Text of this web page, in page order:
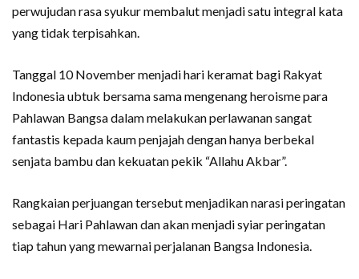
perwujudan rasa syukur membalut menjadi satu integral kata
yang tidak terpisahkan.
Tanggal 10 November menjadi hari keramat bagi Rakyat
Indonesia ubtuk bersama sama mengenang heroisme para
Pahlawan Bangsa dalam melakukan perlawanan sangat
fantastis kepada kaum penjajah dengan hanya berbekal
senjata bambu dan kekuatan pekik “Allahu Akbar”.
Rangkaian perjuangan tersebut menjadikan narasi peringatan
sebagai Hari Pahlawan dan akan menjadi syiar peringatan
tiap tahun yang mewarnai perjalanan Bangsa Indonesia.